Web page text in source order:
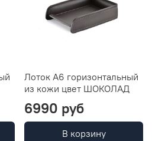
Лоток А6 горизонтальный
из кожи цвет ШОКОЛАД
6990 руб
В корзину